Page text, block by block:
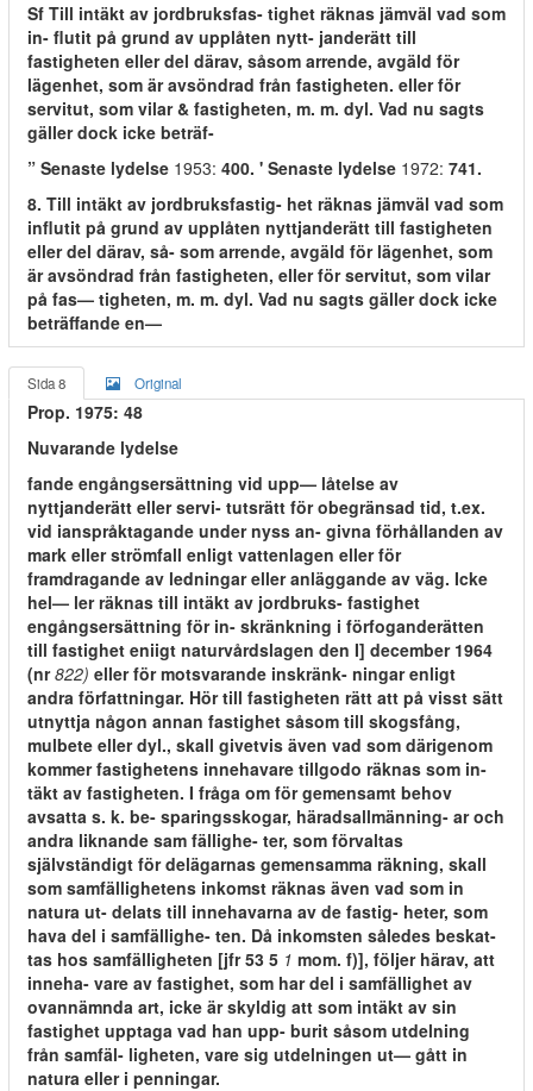
Sf Till intäkt av jordbruksfas- tighet räknas jämväl vad som
in- flutit på grund av upplåten nytt- janderätt till
fastigheten eller del därav, såsom arrende, avgäld för
lägenhet, som är avsöndrad från fastigheten. eller för
servitut, som vilar & fastigheten, m. m. dyl. Vad nu sagts
gäller dock icke beträf-
” Senaste lydelse 1953: 400. ' Senaste lydelse 1972: 741.
8. Till intäkt av jordbruksfastig- het räknas jämväl vad som
influtit på grund av upplåten nyttjanderätt till fastigheten
eller del därav, så- som arrende, avgäld för lägenhet, som
är avsöndrad från fastigheten, eller för servitut, som vilar
på fas— tigheten, m. m. dyl. Vad nu sagts gäller dock icke
beträffande en—
Sida 8 Original
Prop. 1975: 48
Nuvarande lydelse
fande engångsersättning vid upp— låtelse av
nyttjanderätt eller servi- tutsrätt för obegränsad tid, t.ex.
vid ianspråktagande under nyss an- givna förhållanden av
mark eller strömfall enligt vattenlagen eller för
framdragande av ledningar eller anläggande av väg. Icke
hel— ler räknas till intäkt av jordbruks- fastighet
engångsersättning för in- skränkning i förfoganderätten
till fastighet eniigt naturvårdslagen den I] december 1964
(nr822) eller för motsvarande inskränk- ningar enligt
andra författningar. Hör till fastigheten rätt att på visst sätt
utnyttja någon annan fastighet såsom till skogsfång,
mulbete eller dyl., skall givetvis även vad som därigenom
kommer fastighetens innehavare tillgodo räknas som in-
täkt av fastigheten. I fråga om för gemensamt behov
avsatta s. k. be- sparingsskogar, häradsallmänning- ar och
andra liknande sam fällighe- ter, som förvaltas
självständigt för delägarnas gemensamma räkning, skall
som samfällighetens inkomst räknas även vad som in
natura ut- delats till innehavarna av de fastig- heter, som
hava del i samfällighe- ten. Då inkomsten således beskat-
tas hos samfälligheten [jfr 53 5 1 mom. f)], följer härav, att
inneha- vare av fastighet, som har del i samfällighet av
ovannämnda art, icke är skyldig att som intäkt av sin
fastighet upptaga vad han upp- burit såsom utdelning
från samfäl- ligheten, vare sig utdelningen ut— gått in
natura eller i penningar.